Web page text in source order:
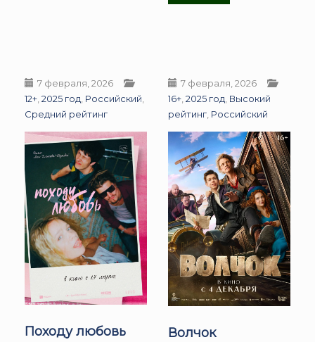
7 февраля, 2026
12+ 2025 год Российский
Средний рейтинг
Походу любовь
7 февраля, 2026
16+ 2025 год Высокий
рейтинг Российский
Волчок